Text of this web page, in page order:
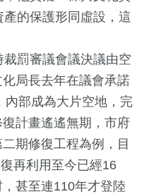
的保護形同虛設，這
罰審議會議決議由空
局長去年在議會承諾
內部成為大片空地，完
計畫遙遙無期，市府
期修復工程為例，目
再利用至今已經16
甚至連110年才登陸
15+ 513